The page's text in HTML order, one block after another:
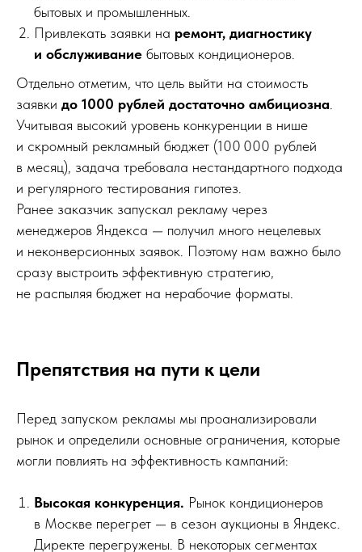
бытовых и промышленных.
Привлекать заявки на ремонт, диагностику
и обслуживание бытовых кондиционеров.
Отдельно отметим, что цель выйти на стоимость
заявки до 1000 рублей достаточно амбициозна
Учитывая высокий уровень конкуренции в нише
и скромный рекламный бюджет (100 000 рублей
в месяц), задача требовала нестандартного подхода
и регулярного тестирования гипотез.
Ранее заказчик запускал рекламу через
менеджеров Яндекса — получил много нецелевых
и неконверсионных заявок. Поэтому нам важно было
сразу выстроить эффективную стратегию,
не распыляя бюджет на нерабочие форматы.
Препятствия на пути к цели
Перед запуском рекламы мы проанализировали
рынок и определили основные ограничения, которые
могли повлиять на эффективность кампаний:
Высокая конкуренция. Рынок кондиционеров
в Москве перегрет — в сезон аукционы в Яндекс.
Директе перегружены. В некоторых сегментах